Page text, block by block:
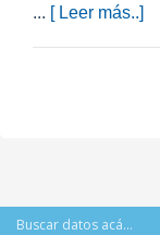
... [ Leer más..]